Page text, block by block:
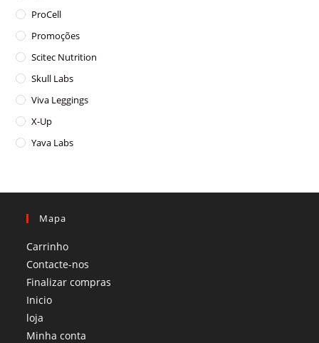
ProCell
Promoções
Scitec Nutrition
Skull Labs
Viva Leggings
X-Up
Yava Labs
Mapa
Carrinho
Contacte-nos
Finalizar compras
Inicio
loja
Minha conta